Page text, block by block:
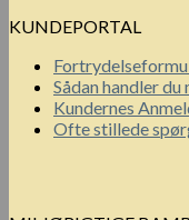
KUNDEPORTAL
Sådan handler du
Kundernes
Ofte stillede